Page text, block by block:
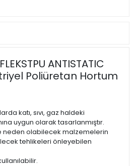
ANTISTATIC
Poliüretan Hortum
katı, sıvı, gaz haldeki
uygun olarak tasarlanmıştır.
neden olabilecek malzemelerin
tehlikeleri önleyebilen